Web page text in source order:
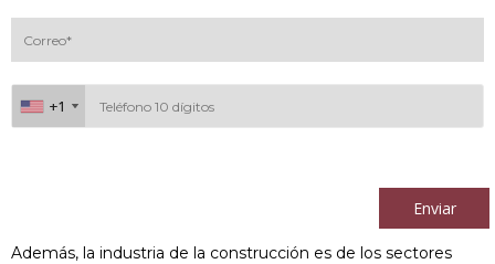
+1
+1
Enviar
Además, la industria de la construcción es de los sectores